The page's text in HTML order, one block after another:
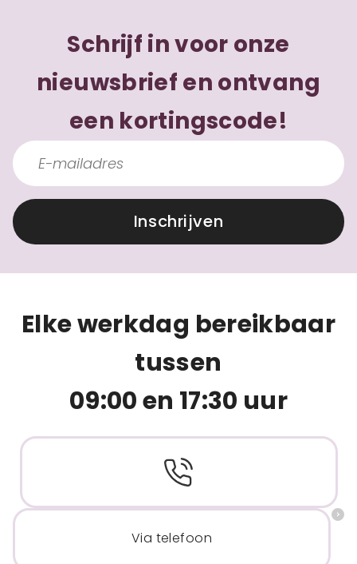
Schrijf in voor onze
nieuwsbrief en ontvang
een kortingscode!
Inschrijven
Elke werkdag bereikbaar
tussen
09:00 en 17:30 uur
Via telefoon